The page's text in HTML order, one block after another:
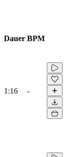
Dauer BPM
1:16 -